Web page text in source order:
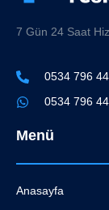
7 Gün 24 Saat
0534 796
0534 796
Menü
Anasayfa